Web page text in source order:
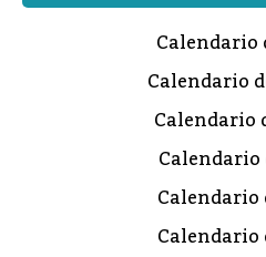
Calendario
Calendario
Calendario
Calendario
Calendario